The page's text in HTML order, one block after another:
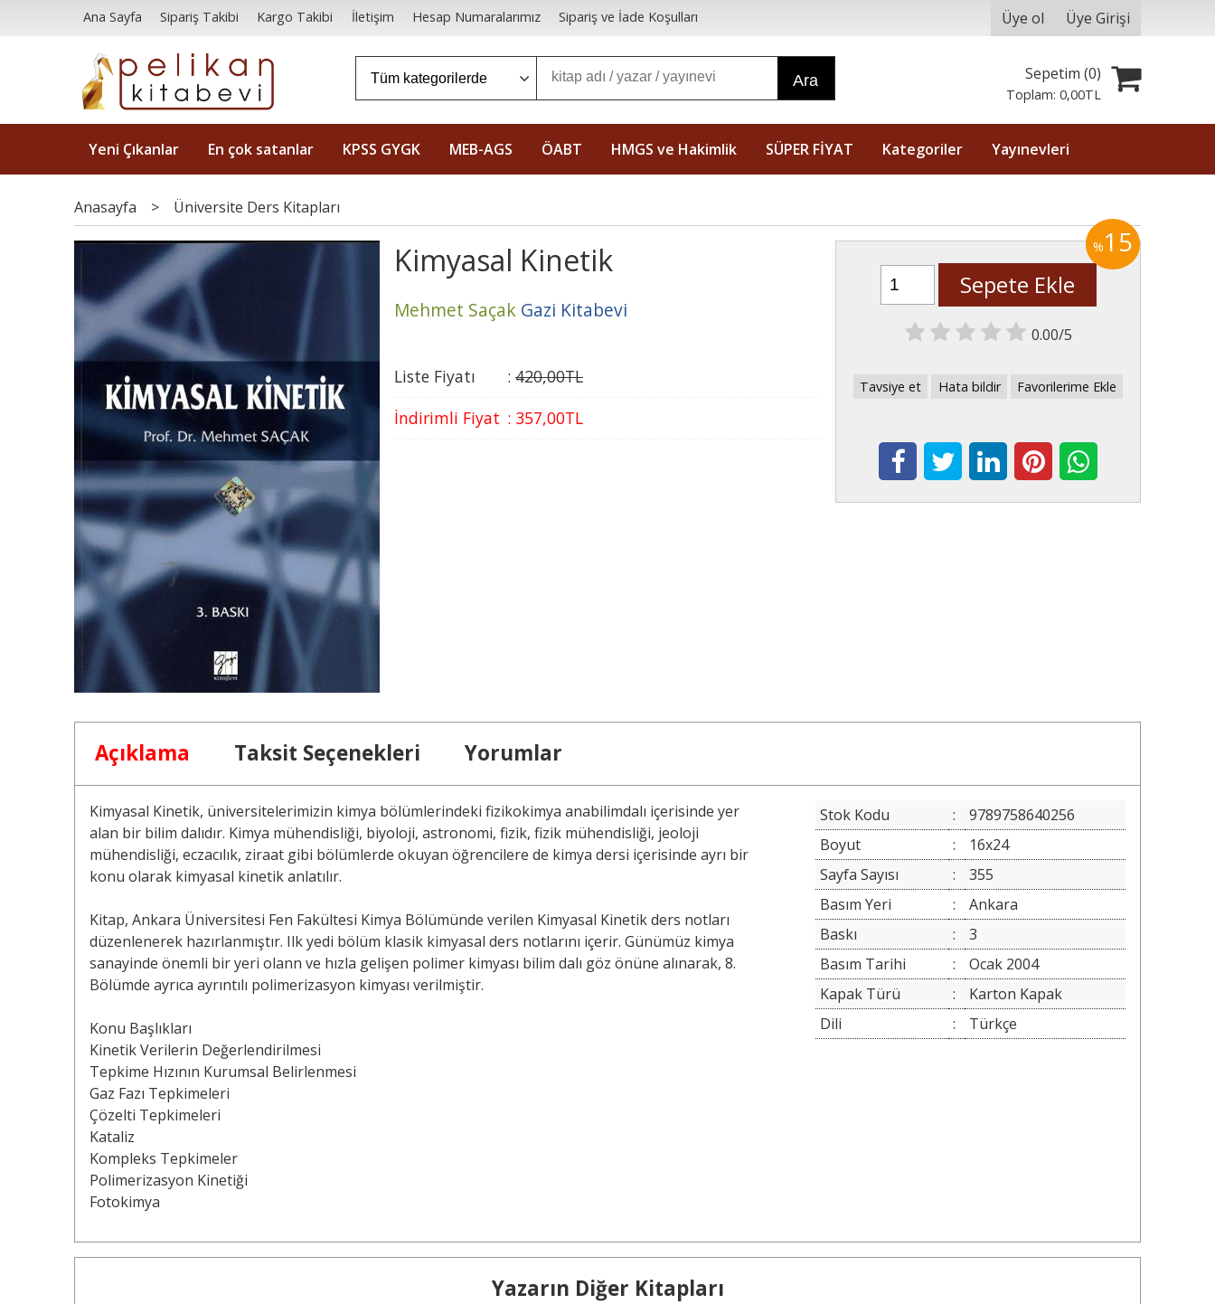
Ana Sayfa Sipariş Takibi Kargo Takibi İletişim Hesap Numaralarımız Sipariş ve İade Koşulları Üye ol Üye Girişi
Ara Sepetim (0)
Toplam:0,00TL
Yeni Çıkanlar En çok satanlar KPSS GYGK MEB-AGS ÖABT HMGS ve Hakimlik SÜPER FİYAT Kategoriler Yayınevleri
Anasayfa > Üniversite Ders Kitapları
Kimyasal Kinetik
Mehmet Saçak Gazi Kitabevi
Liste Fiyatı : 420,00TL
İndirimli Fiyat : 357,00TL
%15
Sepete Ekle
0.00/5
Tavsiye et Hata bildir Favorilerime Ekle
Açıklama Taksit Seçenekleri Yorumlar
Kimyasal Kinetik, üniversitelerimizin kimya bölümlerindeki fizikokimya anabilimdalı içerisinde yer
alan bir bilim dalıdır. Kimya mühendisliği, biyoloji, astronomi, fizik, fizik mühendisliği, jeoloji
mühendisliği, eczacılık, ziraat gibi bölümlerde okuyan öğrencilere de kimya dersi içerisinde ayrı bir
konu olarak kimyasal kinetik anlatılır.
Kitap, Ankara Üniversitesi Fen Fakültesi Kimya Bölümünde verilen Kimyasal Kinetik ders notları
düzenlenerek hazırlanmıştır. Ilk yedi bölüm klasik kimyasal ders notlarını içerir. Günümüz kimya
sanayinde önemli bir yeri olann ve hızla gelişen polimer kimyası bilim dalı göz önüne alınarak, 8.
Bölümde ayrıca ayrıntılı polimerizasyon kimyası verilmiştir.
Konu Başlıkları
Kinetik Verilerin Değerlendirilmesi
Tepkime Hızının Kurumsal Belirlenmesi
Gaz Fazı Tepkimeleri
Çözelti Tepkimeleri
Kataliz
Kompleks Tepkimeler
Polimerizasyon Kinetiği
Fotokimya
Stok Kodu :
9789758640256
Boyut
:
16x24
Sayfa Sayısı
:
355
Basım Yeri
:
Ankara
Baskı
:
3
Basım Tarihi
:
Ocak 2004
Kapak Türü
:
Karton Kapak
Dili
: Türkçe
Yazarın Diğer Kitapları